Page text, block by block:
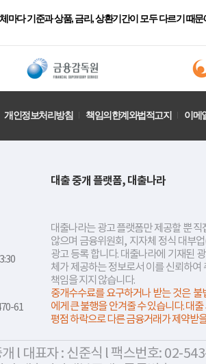
마다 기준과 상품, 금리, 상환기간이 모두 다르기 때
개인정보처리방침 책임의한계와법적고지 이메
61
대출 중개 플랫폼, 대출나라
대출나라는 광고 플랫폼만 제공할 뿐 직
않으며 금융위원회, 지자체 정식 대부
광고 등록 합니다. 대출나라에 기재된
체가 제공하는 정보로서 이를 신뢰하여
책임을 지지 않습니다.
중개수수료를 요구하거나 받는 것은 불
에게 큰 불행을 안겨줄 수 있습니다. 대
평점 하락으로 다른 금융거래가 제약받
l 대표자 : 신준식 l 팩스번호: 02-